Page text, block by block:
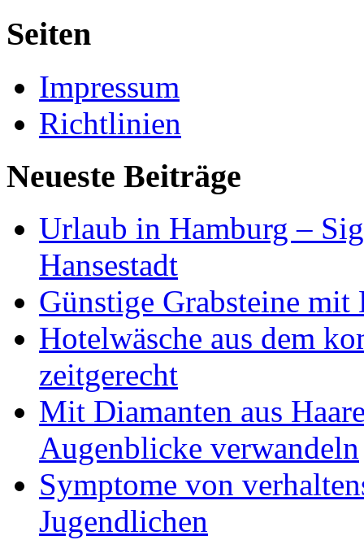
Seiten
Impressum
Richtlinien
Neueste Beiträge
Urlaub in Hamburg –
Hansestadt
Günstige Grabsteine mit
Hotelwäsche aus dem
zeitgerecht
Mit Diamanten aus
Augenblicke verwandeln
Symptome von
Jugendlichen